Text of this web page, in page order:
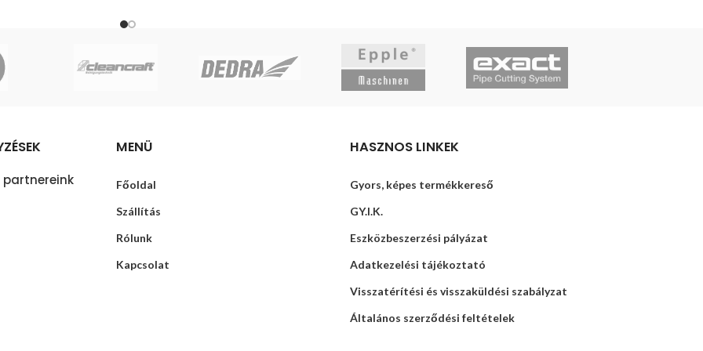
MENÜ
Főoldal
Szállítás
Rólunk
Kapcsolat
HASZNOS LINKEK
Gyors, képes termékkereső
GY.I.K.
Eszközbeszerzési pályázat
Adatkezelési tájékoztató
Visszatérítési és visszaküldési szabályzat
Általános szerződési feltételek